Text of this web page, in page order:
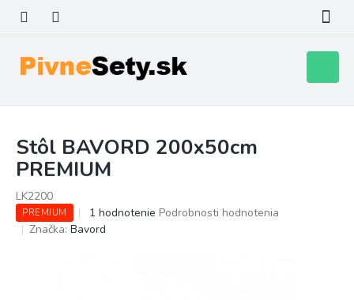
obsah
košík
Stôl BAVORD 200x50cm
PREMIUM
LK2200
PREMIUM
Priemerné
hodnotenie
1 hodnotenie Podrobnosti hodnotenia
Značka: Bavord